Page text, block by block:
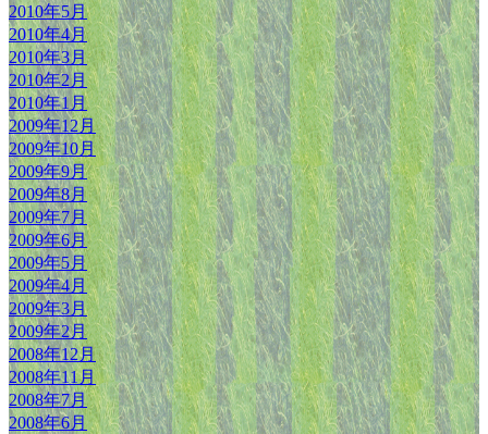
2010年5月
2010年4月
2010年3月
2010年2月
2010年1月
2009年12月
2009年10月
2009年9月
2009年8月
2009年7月
2009年6月
2009年5月
2009年4月
2009年3月
2009年2月
2008年12月
2008年11月
2008年7月
2008年6月